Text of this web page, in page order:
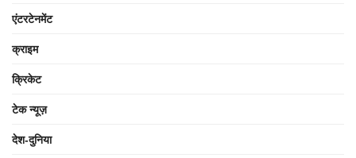
एंटरटेनमेंट
क्राइम
क्रिकेट
टेक न्यूज़
देश-दुनिया